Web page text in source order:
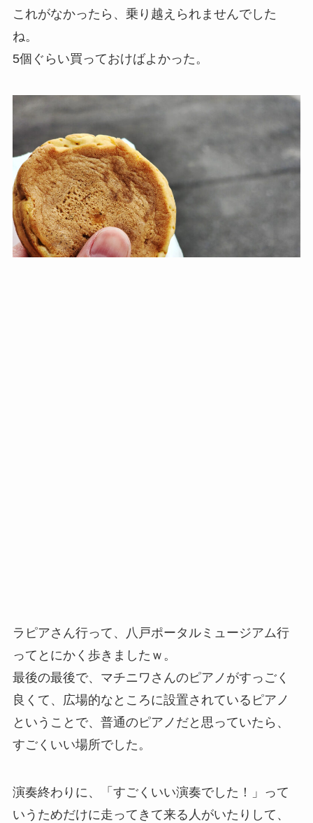
これがなかったら、乗り越えられませんでした
ね。
5個ぐらい買っておけばよかった。
ラピアさん行って、八戸ポータルミュージアム行
ってとにかく歩きましたｗ。
最後の最後で、マチニワさんのピアノがすっごく
良くて、広場的なところに設置されているピアノ
ということで、普通のピアノだと思っていたら、
すごくいい場所でした。
演奏終わりに、「すごくいい演奏でした！」って
いうためだけに走ってきて来る人がいたりして、